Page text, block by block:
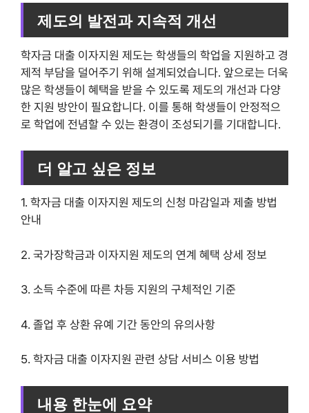
제도의 발전과 지속적 개선
학자금 대출 이자지원 제도는 학생들의 학업을 지원하고 경
제적 부담을 덜어주기 위해 설계되었습니다. 앞으로는 더욱
많은 학생들이 혜택을 받을 수 있도록 제도의 개선과 다양
한 지원 방안이 필요합니다. 이를 통해 학생들이 안정적으
로 학업에 전념할 수 있는 환경이 조성되기를 기대합니다.
더 알고 싶은 정보
1. 학자금 대출 이자지원 제도의 신청 마감일과 제출 방법
안내
2. 국가장학금과 이자지원 제도의 연계 혜택 상세 정보
3. 소득 수준에 따른 차등 지원의 구체적인 기준
4. 졸업 후 상환 유예 기간 동안의 유의사항
5. 학자금 대출 이자지원 관련 상담 서비스 이용 방법
내용 한눈에 요약